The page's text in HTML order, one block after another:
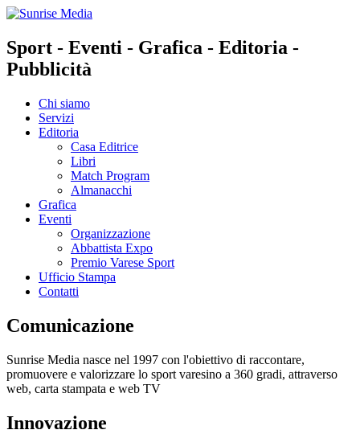
Sport - Eventi - Grafica - Editoria -
Pubblicità
Chi siamo
Servizi
Editoria
Casa Editrice
Libri
Match Program
Almanacchi
Grafica
Eventi
Organizzazione
Abbattista Expo
Premio Varese Sport
Ufficio Stampa
Contatti
Comunicazione
Sunrise Media nasce nel 1997 con l'obiettivo di raccontare,
promuovere e valorizzare lo sport varesino a 360 gradi, attraverso
web, carta stampata e web TV
Innovazione